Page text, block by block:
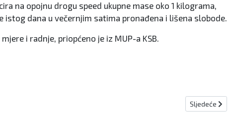
na opojnu drogu speed ukupne mase oko 1 kilograma,
dana u večernjim satima pronađena i lišena slobode.
i radnje, priopćeno je iz MUP-a KSB.
Sljedeći
Sljedeće